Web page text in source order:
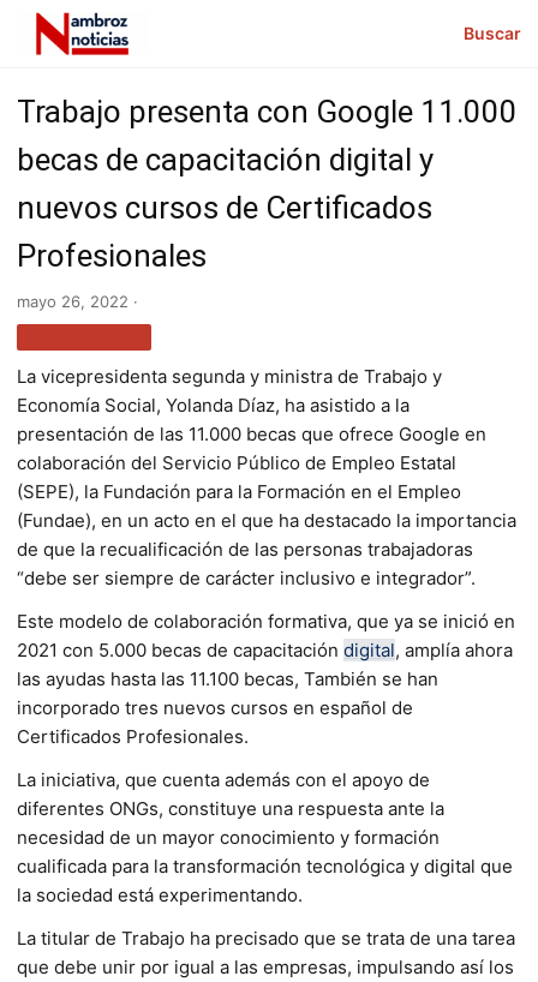
Buscar
Trabajo presenta con Google 11.000
becas de capacitación digital y
nuevos cursos de Certificados
Profesionales
mayo 26, 2022 ·
La vicepresidenta segunda y ministra de Trabajo y
Economía Social, Yolanda Díaz, ha asistido a la
presentación de las 11.000 becas que ofrece Google en
colaboración del Servicio Público de Empleo Estatal
(SEPE), la Fundación para la Formación en el Empleo
(Fundae), en un acto en el que ha destacado la importancia
de que la recualificación de las personas trabajadoras
“debe ser siempre de carácter inclusivo e integrador”.
Este modelo de colaboración formativa, que ya se inició en
2021 con 5.000 becas de capacitación digital, amplía ahora
las ayudas hasta las 11.100 becas, También se han
incorporado tres nuevos cursos en español de
Certificados Profesionales.
La iniciativa, que cuenta además con el apoyo de
diferentes ONGs, constituye una respuesta ante la
necesidad de un mayor conocimiento y formación
cualificada para la transformación tecnológica y digital que
la sociedad está experimentando.
La titular de Trabajo ha precisado que se trata de una tarea
que debe unir por igual a las empresas, impulsando así los